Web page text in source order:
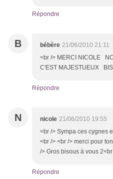
Répondre
B bébère 21/06/2010 21:11
<br /> MERCI NICOLE
C'EST MAJESTUEUX
Répondre
N nicole 21/06/2010 19:55
<br /> Sympa ces cygnes
<br /> <br /> merci pour
/> Gros bisous à vous
Répondre